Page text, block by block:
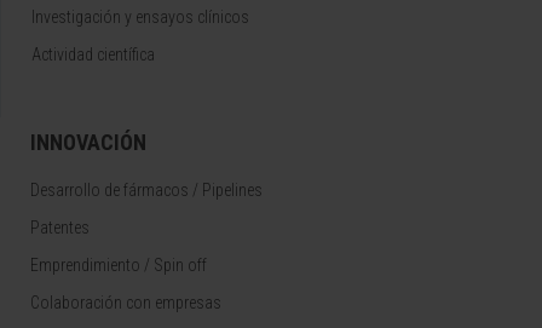
Investigación y ensayos clínicos
Actividad científica
INNOVACIÓN
Desarrollo de fármacos / Pipelines
Patentes
Emprendimiento / Spin off
Colaboración con empresas